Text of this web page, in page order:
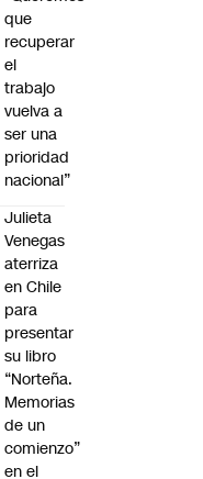
que
recuperar
el
trabajo
vuelva a
ser una
prioridad
nacional”
Julieta
Venegas
aterriza
en Chile
para
presentar
su libro
“Norteña.
Memorias
de un
comienzo”
en el